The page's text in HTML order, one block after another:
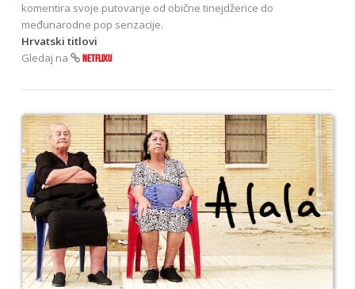
komentira svoje putovanje od obične tinejdžerice do
međunarodne pop senzacije.
Hrvatski titlovi
Gledaj na
NETFLIXU